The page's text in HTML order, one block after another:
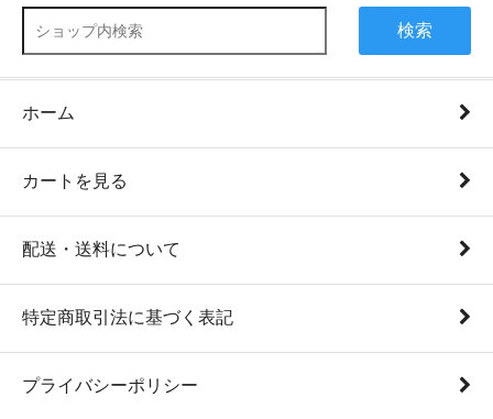
検索
ホーム
カートを見る
配送・送料について
特定商取引法に基づく表記
プライバシーポリシー